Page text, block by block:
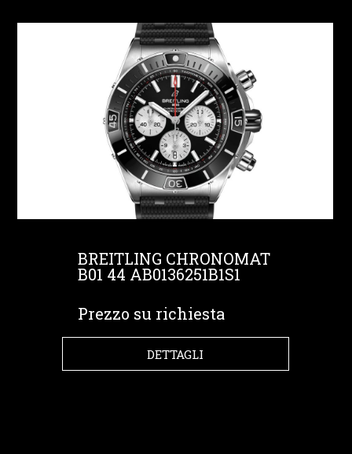
BREITLING CHRONOMAT
B01 44 AB0136251B1S1
Prezzo su richiesta
DETTAGLI